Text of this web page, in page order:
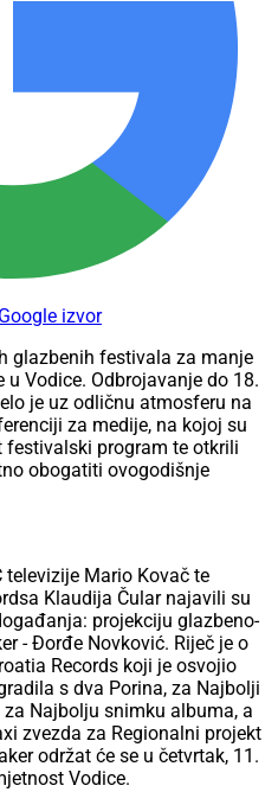
izvor
glazbenih festivala za manje
Vodice. Odbrojavanje do 18.
je uz odličnu atmosferu na
za medije, na kojoj su
program te otkrili
obogatiti ovogodišnje
televizije Mario Kovač te
Klaudija Čular najavili su
projekciju glazbeno-
- Đorđe Novković. Riječ je o
Records koji je osvojio
s dva Porina, za Najbolji
Najbolju snimku albuma, a
zvezda za Regionalni projekt
održat će se u četvrtak, 11.
Vodice.